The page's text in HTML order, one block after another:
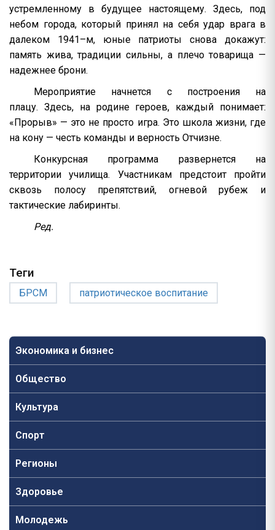
Экономика и бизнес
Общество
Культура
Спорт
Регионы
Здоровье
Молодежь
устремленному в будущее настоящему. Здесь, под
небом города, который принял на себя удар врага в
далеком 1941–м, юные патриоты снова докажут:
память жива, традиции сильны, а плечо товарища —
надежнее брони.
Мероприятие начнется с построения на
плацу. Здесь, на родине героев, каждый понимает:
«Прорыв» — это не просто игра. Это школа жизни, где
на кону — честь команды и верность Отчизне.
Конкурсная программа развернется на
территории училища. Участникам предстоит пройти
сквозь полосу препятствий, огневой рубеж и
тактические лабиринты.
Ред.
Теги
БРСМ патриотическое воспитание